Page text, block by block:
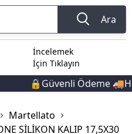
Ara
İncelemek
İçin Tıklayın
🔒Güvenli Ödeme
Martellato
SİLİKON KALIP 17,5X30